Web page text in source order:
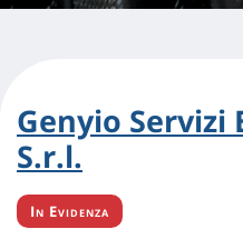
Genyio Servizi
S.r.l.
In Evidenza